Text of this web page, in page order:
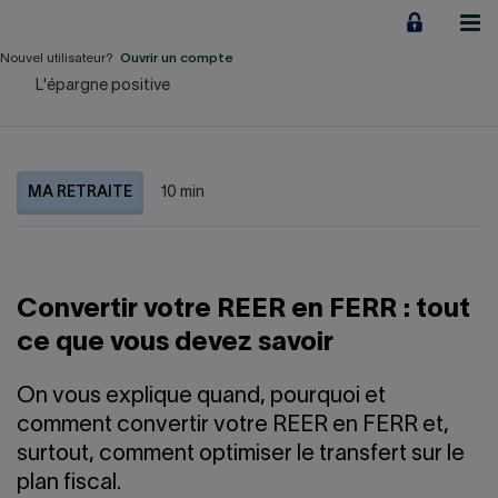
contenu
À propos
LIENS RAPIDES
Accueil Carrière
Nouvel utilisateur? Ouvrir un compte
L'épargne positive
MA RETRAITE 10 min
Convertir votre REER en FERR : tout
ce que vous devez savoir
On vous explique quand, pourquoi et
comment convertir votre REER en FERR et,
surtout, comment optimiser le transfert sur le
plan fiscal.